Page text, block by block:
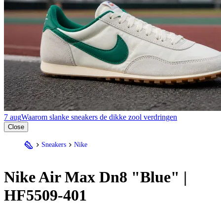
7 augWaarom slanke sneakers de dikke zool verdringen
Close
Sneakers Nike
NikeAir Max Dn8 "Blue" |
HF5509-401